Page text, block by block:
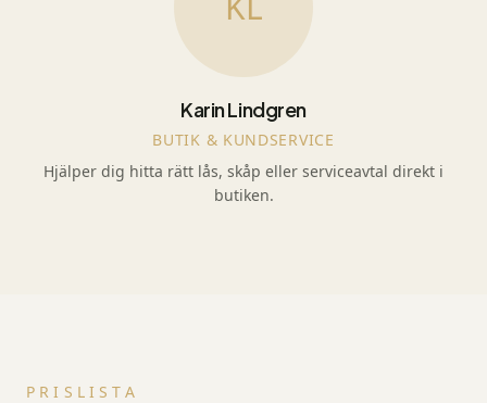
Karin Lindgren
BUTIK & KUNDSERVICE
Hjälper dig hitta rätt lås, skåp eller serviceavtal direkt i
butiken.
PRISLISTA